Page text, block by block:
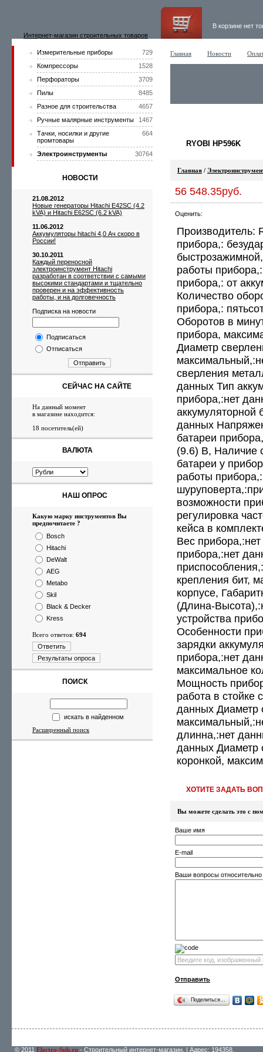
Интернет-магазин строительных товаров
В корзине нет
729
Измерительные приборы
1528
Компрессоры
3709
Перфораторы
8485
Пилы
4657
Разное для строительства
1467
Ручные малярные инструменты
664
Тачки, носилки и другие
промтовары
30764
Электроинструменты
НОВОСТИ
21.08.2012
Новые генераторы Hitachi E42SC (4.2
kVA) и Hitachi E62SC (6.2 kVA)
11.06.2012
Аккумуляторы hitachi 4,0 Ач скоро в
России!
30.10.2011
Каждый переносной
электроинструмент Hitachi
разработан в соответствии с самыми
высокими стандартами и тщательно
проверен и на эффективность
работы, и на долговечность
Подписка на новости
Подписаться
Отписаться
Отправить
СЕЙЧАС НА САЙТЕ
На данный момент
в магазине находится:
18 посетитель(ей)
ВАЛЮТА
НАШ ОПРОС
Какую марку инструментов Вы
предпочитаете ?
Bosch
Hitachi
DeWalt
AEG
Metabo
Skil
Black & Decker
Kress
Всего ответов: 694
Ответить
Результаты опроса
ПОИСК
искать в найденном
Расширенный поиск
Главная Новости
RYOBI HP596K
Главная /
56 548.35руб.
Оценить:
Производитель:
прибора,:
работы
прибора,: от
Количество
прибора,:
Оборотов в
прибора,
Диаметр
сверления
данных Тип
прибора,:нет
аккумуляторной
данных
батареи
(9.6) В, Наличие
батареи у
работы
возможности
регулировка
кейса в
Вес
прибора,:нет
крепления бит,
корпусе,
(Длина-
устройства
Особенности
зарядки
прибора,:нет
максимальное
Мощность
работа в стойке
данных Диаметр
длинна,:нет
данных Диаметр
коронкой,
ХОТИТЕ ЗАДАТЬ
Вы можете сделать это с
Ваше имя
E-mail
Ваши вопросы относительно
Отправить
Поделиться…
© 2011 Electro-Spb.ru- Строительный интернет-магазин. | Адрес: 194358,